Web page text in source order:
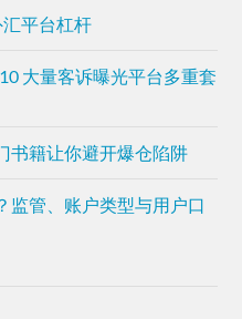
平台杠杆
大量客诉曝光平台多重套
书籍让你避开爆仓陷阱
监管、账户类型与用户口